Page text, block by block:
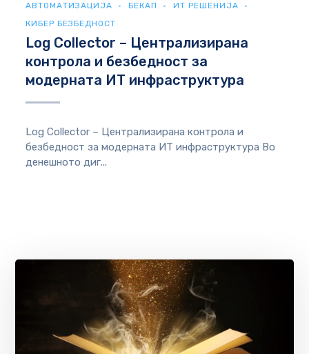
АВТОМАТИЗАЦИЈА
БЕКАП
ИТ РЕШЕНИЈА
КИБЕР БЕЗБЕДНОСТ
Log Collector – Централизирана
контрола и безбедност за
модерната ИТ инфраструктура
Log Collector – Централизирана контрола и
безбедност за модерната ИТ инфраструктура Во
денешното диг...